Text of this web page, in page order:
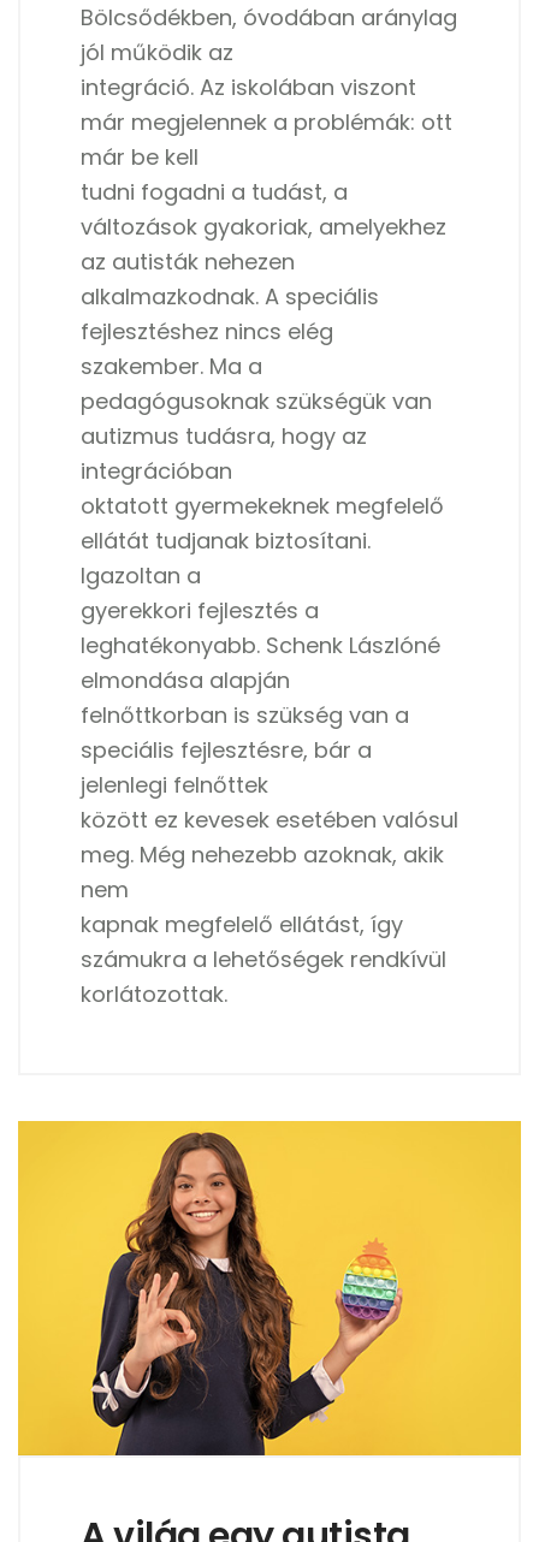
Bölcsődékben, óvodában aránylag
jól működik az
integráció. Az iskolában viszont
már megjelennek a problémák: ott
már be kell
tudni fogadni a tudást, a
változások gyakoriak, amelyekhez
az autisták nehezen
alkalmazkodnak. A speciális
fejlesztéshez nincs elég
szakember. Ma a
pedagógusoknak szükségük van
autizmus tudásra, hogy az
integrációban
oktatott gyermekeknek megfelelő
ellátát tudjanak biztosítani.
Igazoltan a
gyerekkori fejlesztés a
leghatékonyabb. Schenk Lászlóné
elmondása alapján
felnőttkorban is szükség van a
speciális fejlesztésre, bár a
jelenlegi felnőttek
között ez kevesek esetében valósul
meg. Még nehezebb azoknak, akik
nem
kapnak megfelelő ellátást, így
számukra a lehetőségek rendkívül
korlátozottak.